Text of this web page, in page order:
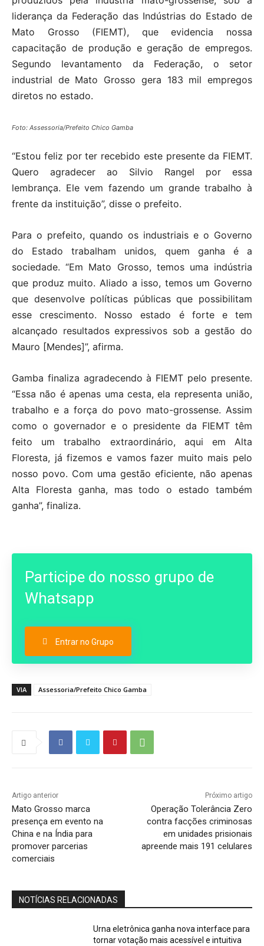
liderança da Federação das Indústrias do Estado de
Mato Grosso (FIEMT), que evidencia nossa
capacitação de produção e geração de empregos.
Segundo levantamento da Federação, o setor
industrial de Mato Grosso gera 183 mil empregos
diretos no estado.
Foto: Assessoria/Prefeito Chico Gamba
“Estou feliz por ter recebido este presente da FIEMT.
Quero agradecer ao Silvio Rangel por essa
lembrança. Ele vem fazendo um grande trabalho à
frente da instituição”, disse o prefeito.
Para o prefeito, quando os industriais e o Governo
do Estado trabalham unidos, quem ganha é a
sociedade. “Em Mato Grosso, temos uma indústria
que produz muito. Aliado a isso, temos um Governo
que desenvolve políticas públicas que possibilitam
esse crescimento. Nosso estado é forte e tem
alcançado resultados expressivos sob a gestão do
Mauro [Mendes]”, afirma.
Gamba finaliza agradecendo à FIEMT pelo presente.
“Essa não é apenas uma cesta, ela representa união,
trabalho e a força do povo mato-grossense. Assim
como o governador e o presidente da FIEMT têm
feito um trabalho extraordinário, aqui em Alta
Floresta, já fizemos e vamos fazer muito mais pelo
nosso povo. Com uma gestão eficiente, não apenas
Alta Floresta ganha, mas todo o estado também
ganha”, finaliza.
Participe do nosso grupo de
Whatsapp
Entrar no Grupo
VIA Assessoria/Prefeito Chico Gamba
Artigo anterior
Mato Grosso marca
presença em evento na
China e na Índia para
promover parcerias
comerciais
Próximo artigo
Operação Tolerância Zero
contra facções criminosas
em unidades prisionais
apreende mais 191 celulares
NOTÍCIAS RELACIONADAS
Urna eletrônica ganha nova interface para
tornar votação mais acessível e intuitiva